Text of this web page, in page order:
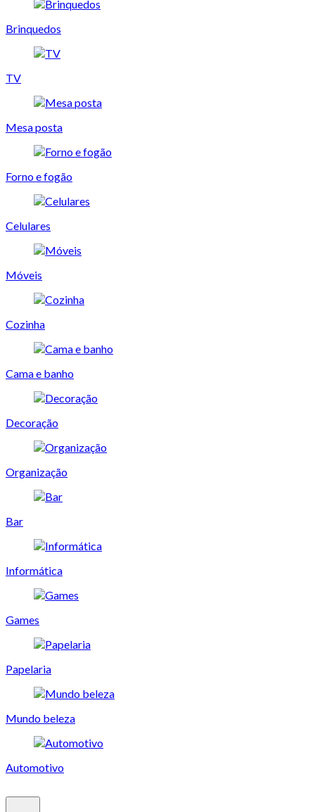
Brinquedos
TV
Mesa posta
Forno e fogão
Celulares
Móveis
Cozinha
Cama e banho
Decoração
Organização
Bar
Informática
Games
Papelaria
Mundo beleza
Automotivo